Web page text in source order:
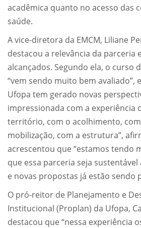
acadêmica quanto no acesso das
saúde.
A vice-diretora da EMCM, Liliane
destacou a relevância da parceria
alcançados. Segundo ela, o curso
“vem sendo muito bem avaliado”,
Ufopa tem gerado novas
impressionada com a experiência
território, com o acolhimento,
mobilização, com a estrutura”,
acrescentou que “estamos tendo
que essa parceria seja
e novas propostas já estão sendo
O pró-reitor de Planejamento e
Institucional (Proplan) da Ufopa,
destacou que “nessa experiência